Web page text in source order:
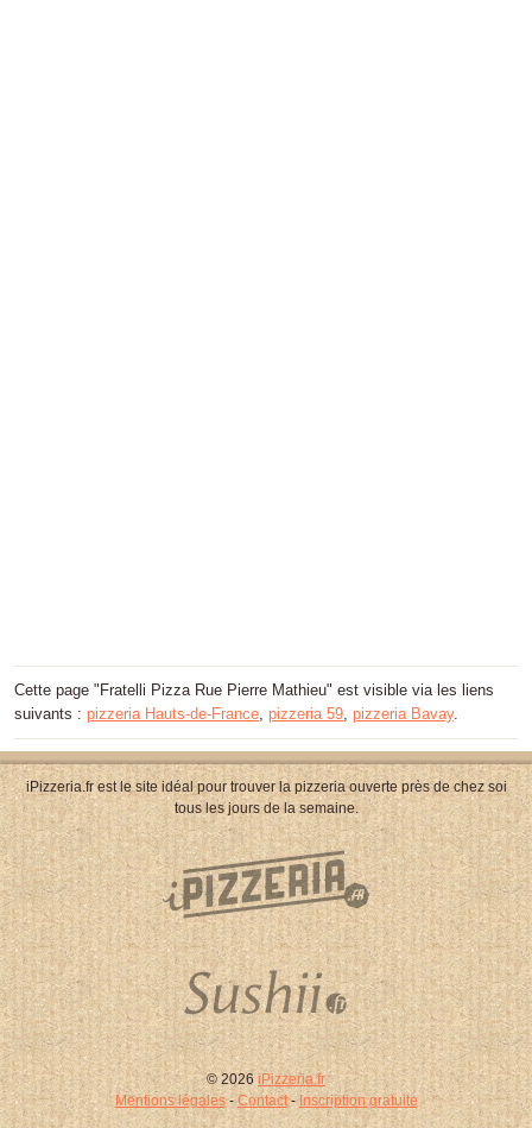
Cette page "Fratelli Pizza Rue Pierre Mathieu" est visible via les liens
suivants : pizzeria Hauts-de-France, pizzeria 59, pizzeria Bavay.
iPizzeria.fr est le site idéal pour trouver la pizzeria ouverte près de chez soi
tous les jours de la semaine.
© 2026 iPizzeria.fr
Mentions légales-Contact-Inscription gratuite